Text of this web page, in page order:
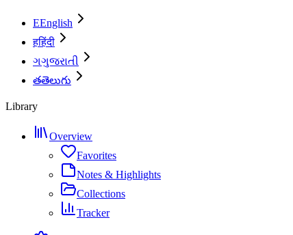
EEnglish
हहिंदी
ગગુજરાતી
తతెలుగు
Library
Overview
Favorites
Notes & Highlights
Collections
Tracker